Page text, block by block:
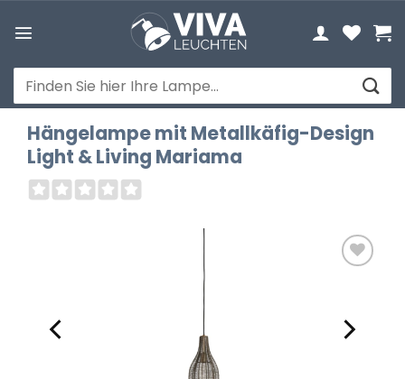
Inhalt
Suchen
nach:
Hängelampe mit Metallkäfig-Design
Light & Living Mariama